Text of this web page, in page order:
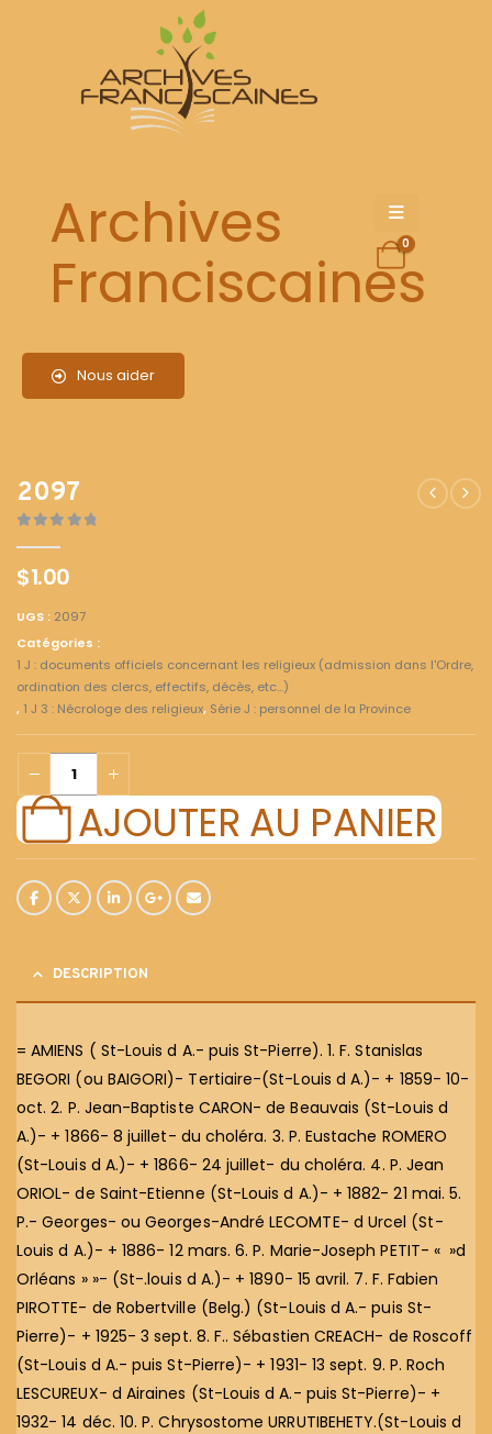
Archives
Franciscaines
Nous aider
0
2097
$1.00
UGS : 2097
Catégories :
1 J : documents officiels concernant les religieux (admission dans l'Ordre,
ordination des clercs, effectifs, décès, etc...)
, 1 J 3 : Nécrologe des religieux, Série J : personnel de la Province
AJOUTER AU PANIER
DESCRIPTION
= AMIENS ( St-Louis d A.- puis St-Pierre). 1. F. Stanislas
BEGORI (ou BAIGORI)- Tertiaire-(St-Louis d A.)- + 1859- 10-
oct. 2. P. Jean-Baptiste CARON- de Beauvais (St-Louis d
A.)- + 1866- 8 juillet- du choléra. 3. P. Eustache ROMERO
(St-Louis d A.)- + 1866- 24 juillet- du choléra. 4. P. Jean
ORIOL- de Saint-Etienne (St-Louis d A.)- + 1882- 21 mai. 5.
P.- Georges- ou Georges-André LECOMTE- d Urcel (St-
Louis d A.)- + 1886- 12 mars. 6. P. Marie-Joseph PETIT- « »d
Orléans » »- (St-.louis d A.)- + 1890- 15 avril. 7. F. Fabien
PIROTTE- de Robertville (Belg.) (St-Louis d A.- puis St-
Pierre)- + 1925- 3 sept. 8. F.. Sébastien CREACH- de Roscoff
(St-Louis d A.- puis St-Pierre)- + 1931- 13 sept. 9. P. Roch
LESCUREUX- d Airaines (St-Louis d A.- puis St-Pierre)- +
1932- 14 déc. 10. P. Chrysostome URRUTIBEHETY.(St-Louis d